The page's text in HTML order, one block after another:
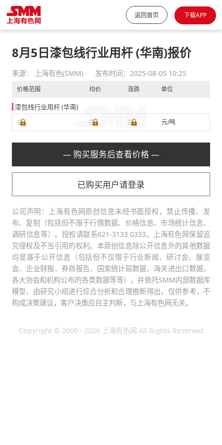
返回首页 下载APP
8月5日漆包线行业用杆 (华南)报价
来源： 上海有色(SMM) 发布时间：2025-08-05 10:25
价格范围 均价 涨跌 单位
漆包线行业用杆 (华南)
元/吨
— 购买服务后查看价格 —
已购买用户请登录
公司声明：上海有色网原创信息未经书面授权，禁止传播、发
布、复制（包括但不限于行情数据、价格信息、市场统计信息、
调研信息等）。授权请联系021-3133 0333。上海有色网保留追
究侵权及不当引用的权利。本原创信息除公开信息外的其他数据
均是基于公开信息（包括但不仅限于行业新闻、研讨会、展览
会、企业财报、券商报告、国家统计局数据、海关进出口数据、
各大协会和机构公布的各类数据等等），并依托SMM内部数据库
模型，由研究小组进行综合分析和合理推断得出，仅供参考，不
构成决策建议，客户决策应自主判断，与上海有色网无关。
Copyright © 2000 - 2026 上海有色网 All Rights Reserved